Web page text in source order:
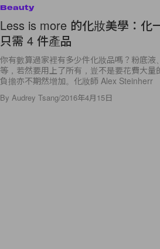
Beauty
Less is more 的化妝美學：化
只需 4 件產品
你有數算過家裡有多少件化妝品嗎？粉底
等，若然要用上了所有，豈不是要花費大
負擔亦不期然增加。化妝師 Alex Steinherr
By Audrey Tsang/2016年4月15日